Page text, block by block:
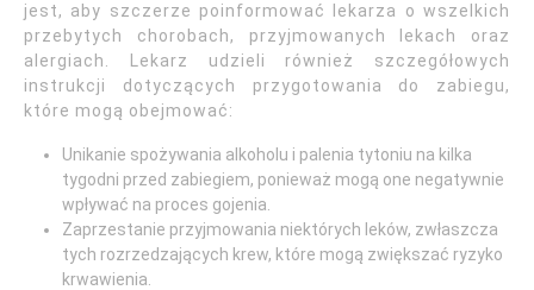
jest, aby szczerze poinformować lekarza o wszelkich
przebytych chorobach, przyjmowanych lekach oraz
alergiach. Lekarz udzieli również szczegółowych
instrukcji dotyczących przygotowania do zabiegu,
które mogą obejmować:
Unikanie spożywania alkoholu i palenia tytoniu na kilka
tygodni przed zabiegiem, ponieważ mogą one negatywnie
wpływać na proces gojenia.
Zaprzestanie przyjmowania niektórych leków, zwłaszcza
tych rozrzedzających krew, które mogą zwiększać ryzyko
krwawienia.